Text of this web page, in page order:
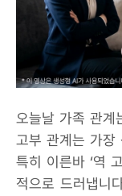
오늘날 가족 관계
고부 관계는 가장
특히 이른바 ‘역
적으로 드러냅니